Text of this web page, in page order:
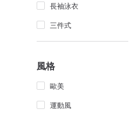
長袖泳衣
三件式
風格
歐美
運動風